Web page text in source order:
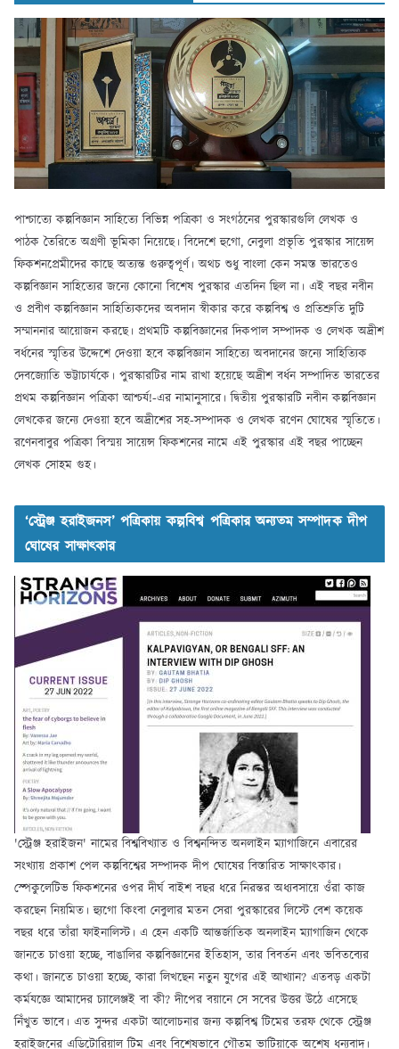
পাশ্চাত্যে কল্পবিজ্ঞান সাহিত্যে বিভিন্ন পত্রিকা ও সংগঠনের পুরস্কারগুলি লেখক ও
পাঠক তৈরিতে অগ্রণী ভূমিকা নিয়েছে। বিদেশে হুগো, নেবুলা প্রভৃতি পুরস্কার সায়েন্স
ফিকশনপ্রেমীদের কাছে অত্যন্ত গুরুত্বপূর্ণ। অথচ শুধু বাংলা কেন সমস্ত ভারতেও
কল্পবিজ্ঞান সাহিত্যের জন্যে কোনো বিশেষ পুরস্কার এতদিন ছিল না। এই বছর নবীন
ও প্রবীণ কল্পবিজ্ঞান সাহিত্যিকদের অবদান স্বীকার করে কল্পবিশ্ব ও প্রতিশ্রুতি দুটি
সম্মাননার আয়োজন করছে। প্রথমটি কল্পবিজ্ঞানের দিকপাল সম্পাদক ও লেখক অদ্রীশ
বর্ধনের স্মৃতির উদ্দেশে দেওয়া হবে কল্পবিজ্ঞান সাহিত্যে অবদানের জন্যে সাহিত্যিক
দেবজ্যোতি ভট্টাচার্যকে। পুরস্কারটির নাম রাখা হয়েছে অদ্রীশ বর্ধন সম্পাদিত ভারতের
প্রথম কল্পবিজ্ঞান পত্রিকা আশ্চর্য!-এর নামানুসারে। দ্বিতীয় পুরস্কারটি নবীন কল্পবিজ্ঞান
লেখকের জন্যে দেওয়া হবে অদ্রীশের সহ-সম্পাদক ও লেখক রণেন ঘোষের স্মৃতিতে।
রণেনবাবুর পত্রিকা বিস্ময় সায়েন্স ফিকশনের নামে এই পুরস্কার এই বছর পাচ্ছেন
লেখক সোহম গুহ।
‘স্ট্রেঞ্জ হরাইজনস’ পত্রিকায় কল্পবিশ্ব পত্রিকার অন্যতম সম্পাদক দীপ
ঘোষের সাক্ষাৎকার
'স্ট্রেঞ্জ হরাইজন' নামের বিশ্ববিখ্যাত ও বিশ্বনন্দিত অনলাইন ম্যাগাজিনে এবারের
সংখ্যায় প্রকাশ পেল কল্পবিশ্বের সম্পাদক দীপ ঘোষের বিস্তারিত সাক্ষাৎকার।
স্পেকুলেটিভ ফিকশনের ওপর দীর্ঘ বাইশ বছর ধরে নিরন্তর অধ্যবসায়ে ওঁরা কাজ
করছেন নিয়মিত। হ্যুগো কিংবা নেবুলার মতন সেরা পুরস্কারের লিস্টে বেশ কয়েক
বছর ধরে তাঁরা ফাইনালিস্ট। এ হেন একটি আন্তর্জাতিক অনলাইন ম্যাগাজিন থেকে
জানতে চাওয়া হচ্ছে, বাঙালির কল্পবিজ্ঞানের ইতিহাস, তার বিবর্তন এবং ভবিতব্যের
কথা। জানতে চাওয়া হচ্ছে, কারা লিখছেন নতুন যুগের এই আখ্যান? এতবড় একটা
কর্মযজ্ঞে আমাদের চ্যালেঞ্জই বা কী? দীপের বয়ানে সে সবের উত্তর উঠে এসেছে
নিঁখুত ভাবে। এত সুন্দর একটা আলোচনার জন্য কল্পবিশ্ব টিমের তরফ থেকে স্ট্রেঞ্জ
হরাইজনের এডিটোরিয়াল টিম এবং বিশেষভাবে গৌতম ভাটিয়াকে অশেষ ধন্যবাদ।